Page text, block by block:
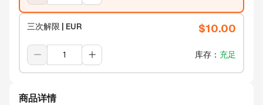
三次解限 | EUR $10.00
库存 ： 充足
商品详情